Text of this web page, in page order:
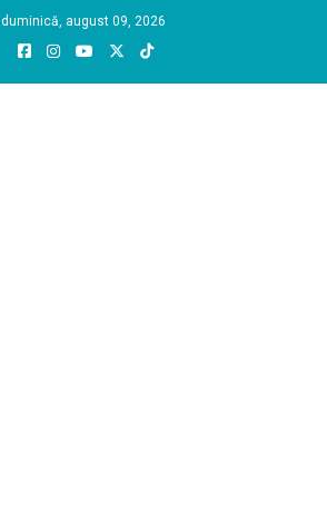
duminică, august 09, 2026